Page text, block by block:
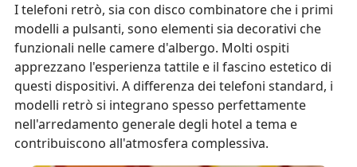
I telefoni retrò, sia con disco combinatore che i primi
modelli a pulsanti, sono elementi sia decorativi che
funzionali nelle camere d'albergo. Molti ospiti
apprezzano l'esperienza tattile e il fascino estetico di
questi dispositivi. A differenza dei telefoni standard, i
modelli retrò si integrano spesso perfettamente
nell'arredamento generale degli hotel a tema e
contribuiscono all'atmosfera complessiva.